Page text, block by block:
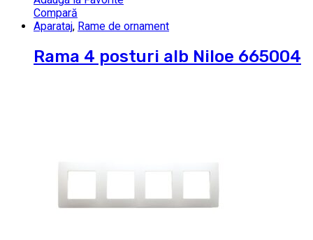
Compară
Aparataj, Rame de ornament
Rama 4 posturi alb Niloe 665004